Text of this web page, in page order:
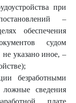
при
–
обеспечения
судом
указано иное, –
безработными
сведения
плате